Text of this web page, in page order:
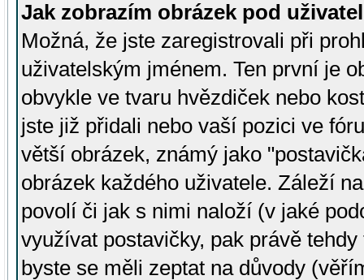
Jak zobrazím obrázek pod
Možná, že jste zaregistrovali při
uživatelským jménem. Ten první je
obvykle ve tvaru hvězdiček nebo
jste již přidali nebo vaší pozici ve
větší obrázek, známý jako
obrázek každého uživatele. Záleží
povolí či jak s nimi naloží (v jaké
využívat postavičky, pak právě
byste se měli zeptat na důvody